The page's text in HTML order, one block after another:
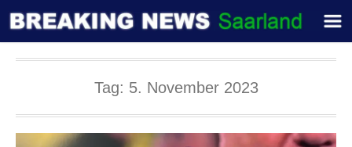
Tag: 5. November 2023